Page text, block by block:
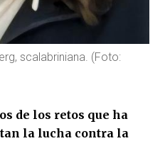
scalabriniana. (Foto:
de los retos que ha
la lucha contra la